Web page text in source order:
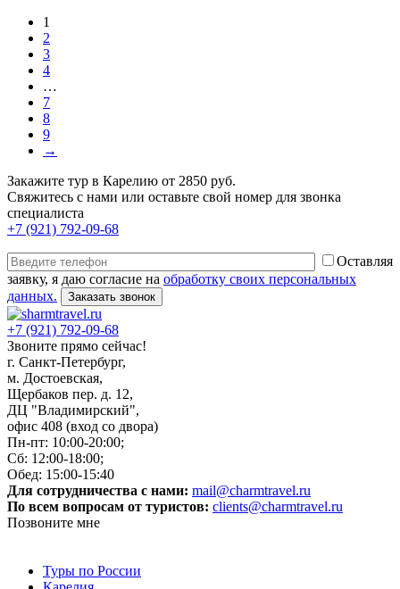
1
2
3
4
…
7
8
9
→
Закажите тур в Карелию от 2850 руб.
Свяжитесь с нами или оставьте свой номер для звонка
специалиста
+7 (921) 792-09-68
Оставляя
заявку, я даю согласие на обработку своих персональных
данных.
+7 (921) 792-09-68
Звоните прямо сейчас!
г. Санкт-Петербург,
м. Достоевская,
Щербаков пер. д. 12,
ДЦ "Владимирский",
офис 408 (вход со двора)
Пн-пт: 10:00-20:00;
Сб: 12:00-18:00;
Обед: 15:00-15:40
Для сотрудничества с нами: mail@charmtravel.ru
По всем вопросам от туристов: clients@charmtravel.ru
Позвоните мне
Туры по России